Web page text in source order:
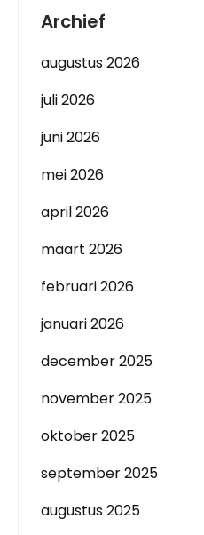
Archief
augustus 2026
juli 2026
juni 2026
mei 2026
april 2026
maart 2026
februari 2026
januari 2026
december 2025
november 2025
oktober 2025
september 2025
augustus 2025